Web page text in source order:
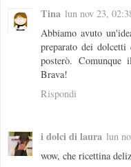
Tina lun nov 23,
Abbiamo avuto
preparato dei
posterò.
Brava!
Rispondi
i dolci di laura lun
wow, che ricettina